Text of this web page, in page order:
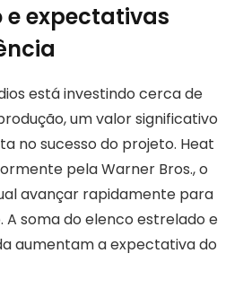
e expectativas
está investindo cerca de
um valor significativo
no sucesso do projeto. Heat
pela Warner Bros., o
avançar rapidamente para
soma do elenco estrelado e
aumentam a expectativa do